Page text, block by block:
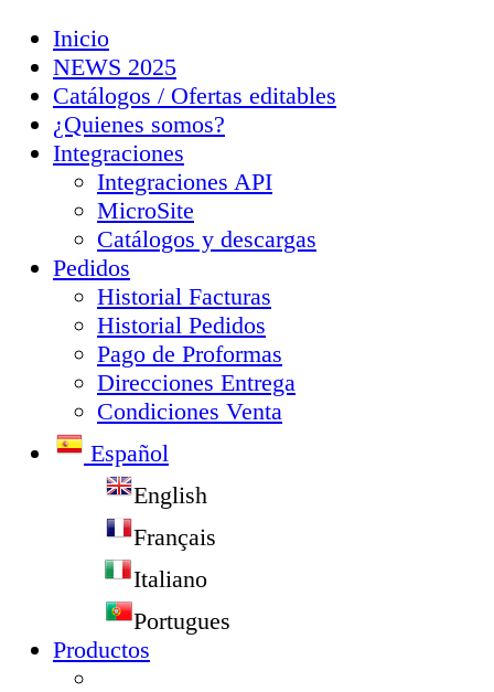
Inicio
NEWS 2025
Catálogos / Ofertas editables
¿Quienes somos?
Integraciones
Integraciones API
MicroSite
Catálogos y descargas
Pedidos
Historial Facturas
Historial Pedidos
Pago de Proformas
Direcciones Entrega
Condiciones Venta
Español
English
Français
Italiano
Portugues
Productos